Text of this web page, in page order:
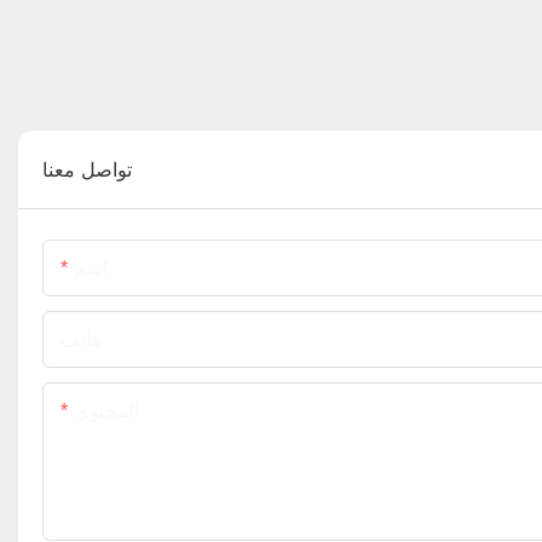
تواصل معنا